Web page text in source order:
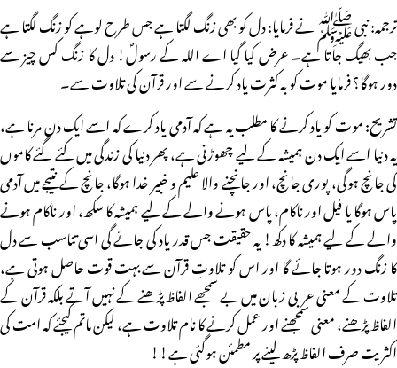
ترجمہ: نبی ﷺ نے فرمایا: دل کو بھی زنگ لگتا ہے جس طرح لوہے کو زنگ لگتا ہے
جب بھیگ جاتا ہے۔ عرض کیا گیا اے اللہ کے رسولؐ! دل کا زنگ کس چیز سے
دور ہوگا؟ فرمایا موت کو بہ کثرت یاد کرنے سے اور قرآن کی تلاوت سے۔
تشریح: موت کو یاد کرنے کا مطلب یہ ہے کہ آدمی یاد کرے کہ اسے ایک دن مرنا ہے،
یہ دنیا اسے ایک دن ہمیشہ کے لیے چھوڑنی ہے، پھر دنیا کی زندگی میں کئے گئے کاموں
کی جانچ ہوگی، پوری جانچ، اور جانچنے والا علیم و خبیر خدا ہوگا، جانچ کے نتیجے میں آدمی
پاس ہوگا یا فیل اور ناکام، پاس ہونے والے کے لیے ہمیشہ کا سکھ، اور ناکام ہونے
والے کے لیے ہمیشہ کا دکھ! یہ حقیقت جس قدر یاد کی جائے گی اسی تناسب سے دل
کا زنگ دور ہوتا جائے گا اور اس کو تلاوتِ قرآن سے بہت قوت حاصل ہوتی ہے،
تلاوت کے معنی عربی زبان میں بے سمجھے الفاظ پڑھنے کے نہیں آتے بلکہ قرآن کے
الفاظ پڑھنے، معنی سمجھنے اور عمل کرنے کا نام تلاوت ہے، لیکن ماتم کیجئے کہ امت کی
اکثریت صرف الفاظ پڑھ لینے پر مطمئن ہوگئی ہے!!